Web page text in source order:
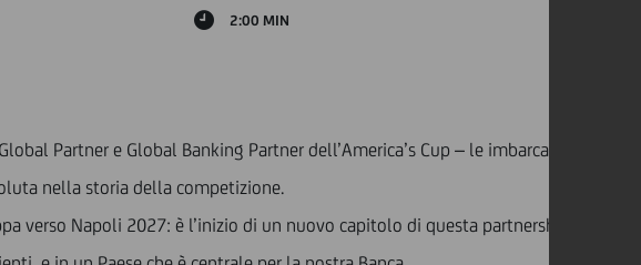
2:00 MIN
Partner e Global Banking Partner dell’America’s Cup – le imbarcazioni
nella storia della competizione.
verso Napoli 2027: è l’inizio di un nuovo capitolo di questa partnership, che